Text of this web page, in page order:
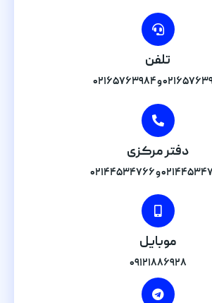
تلفن
و ۰۲۱۶۵۷۶۳۹۸۴
دفتر مرکزی
و ۰۲۱۴۴۵۳۴۷۶۶
موبایل
۰۹۱۲۱۸۸۶۹۲۸